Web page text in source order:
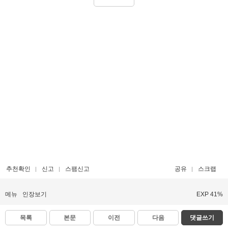
추천확인 신고 스팸신고 공유 스크랩
메뉴 인장보기 EXP 41%
목록 본문 이전 다음 댓글쓰기